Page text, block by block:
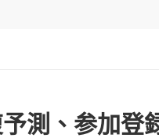
測、参加登